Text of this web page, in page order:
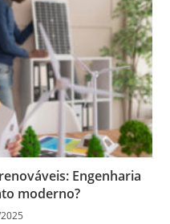
Engenharia
moderno?